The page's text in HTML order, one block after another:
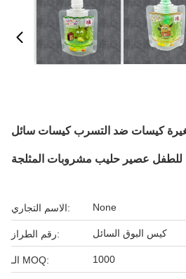
كيسات ضد التسرب كيسات سائل
للطفل عصير حليب مشروبات المثلجة
الاسم التجاري: None
رقم الطراز: كيس البوق السائل
الـ MOQ: 1000